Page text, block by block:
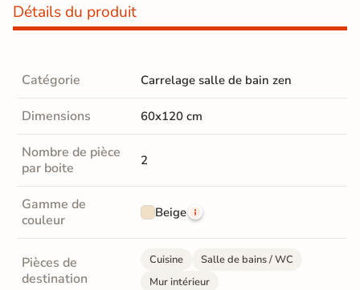
Détails du produit
Catégorie Carrelage salle de bain zen
Dimensions 60x120 cm
Nombre de pièce
par boite
2
Gamme de
couleur
Beige
Pièces de
destination
Cuisine
Salle de bains / WC
Mur intérieur